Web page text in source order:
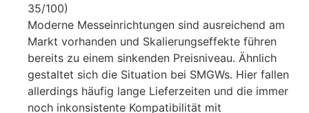
35/100)
Moderne Messeinrichtungen sind ausreichend am
Markt vorhanden und Skalierungseffekte führen
bereits zu einem sinkenden Preisniveau. Ähnlich
gestaltet sich die Situation bei SMGWs. Hier fallen
allerdings häufig lange Lieferzeiten und die immer
noch inkonsistente Kompatibilität mit